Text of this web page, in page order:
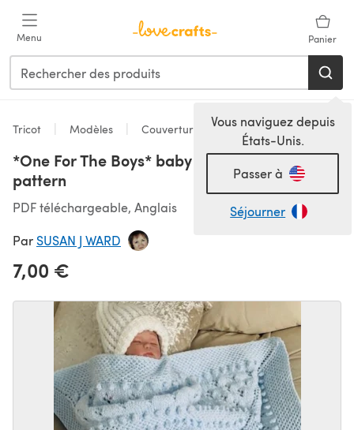
Menu Panier
Vous naviguez depuis
États-Unis.
Passer à
Séjourner
Tricot Modèles Couvertures pour bébé
*One For The Boys* baby blanket knitting
pattern
PDF téléchargeable, Anglais
Par SUSAN J WARD
7,00 €